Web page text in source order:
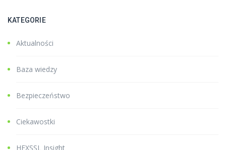
KATEGORIE
Aktualności
Baza wiedzy
Bezpieczeństwo
Ciekawostki
HEXSSL Insight